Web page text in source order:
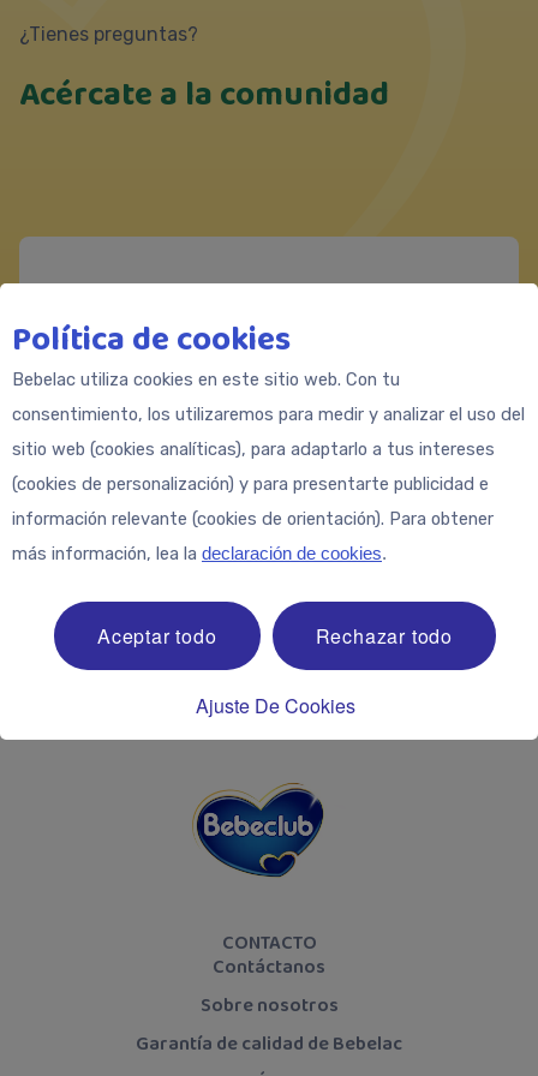
¿Tienes preguntas?
Acércate a la comunidad
https://m.me/Bebeclub.Latam
Formulario de contacto
CONTACTO
Contáctanos
Sobre nosotros
Garantía de calidad de Bebelac
Política de cookies
Bebelac utiliza cookies en este sitio web. Con tu
consentimiento, los utilizaremos para medir y analizar el uso del
sitio web (cookies analíticas), para adaptarlo a tus intereses
(cookies de personalización) y para presentarte publicidad e
información relevante (cookies de orientación). Para obtener
más información, lea la declaración de cookies.
Aceptar todo Rechazar todo
Ajuste De Cookies